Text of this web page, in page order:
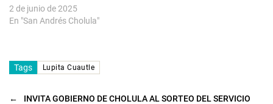
2 de junio de 2025
En "San Andrés Cholula"
Tags Lupita Cuautle
←
INVITA GOBIERNO DE CHOLULA AL SORTEO DEL SERVICIO